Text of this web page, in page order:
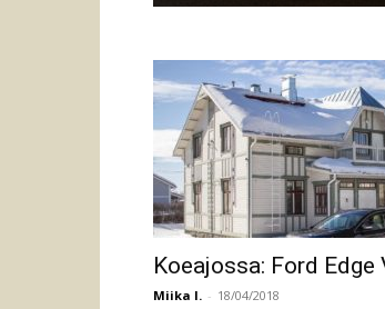
Koeajossa: Ford Edge
Miika I. - 18/04/2018